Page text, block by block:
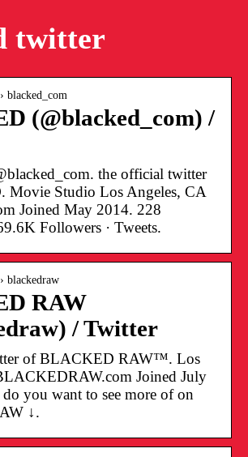
twitter
blacked_com
(@blacked_com) /
the official twitter
Studio Los Angeles, CA
Joined May 2014. 228
Followers · Tweets.
blackedraw
RAW
/ Twitter
of BLACKED RAW™. Los
Joined July
you want to see more of on
↓.